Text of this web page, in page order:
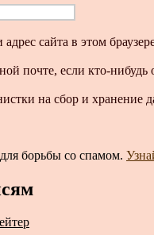
сайта в этом
почте, если кто-нибудь
на сбор и хранение
борьбы со спамом.